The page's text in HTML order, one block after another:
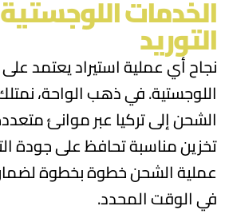
الخدمات
التوريد
نجاح أي عملية استيراد يعتمد
اللوجستية. في ذهب الواحة،
الشحن إلى تركيا عبر موانئ
تخزين مناسبة تحافظ على جودة
عملية الشحن خطوة بخطوة
في الوقت المحدد.